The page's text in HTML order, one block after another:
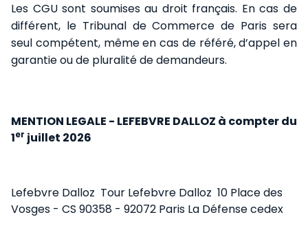
Les CGU sont soumises au droit français. En cas de
différent, le Tribunal de Commerce de Paris sera
seul compétent, même en cas de référé, d’appel en
garantie ou de pluralité de demandeurs.
MENTION LEGALE - LEFEBVRE DALLOZ à compter du
1er juillet 2026
Lefebvre Dalloz Tour Lefebvre Dalloz 10 Place des
Vosges - CS 90358 - 92072 Paris La Défense cedex